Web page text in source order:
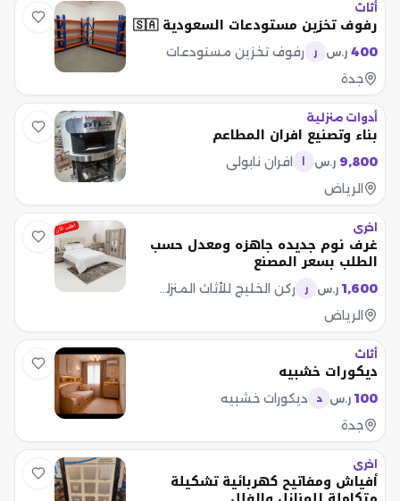
أثاث
رفوف تخزين مستودعات السعودية 🇸🇦
400 ر.س ر
رفوف تخزين مستودعات
جدة
أدوات منزلية
بناء وتصنيع افران المطاعم
9,800 ر.س
افران نابولي
الرياض
اخرى
غرف نوم جديده جاهزه ومعدل حسب
الطلب بسعر المصنع
1,600 ر.س ر
ركن الخليج للأثاث المنزلي مبيعات
الرياض
أثاث
ديكورات خشبيه
100 ر.س د
ديكورات خشبيه
جدة
اخرى
أفياش ومفاتيح كهربائية تشكيلة